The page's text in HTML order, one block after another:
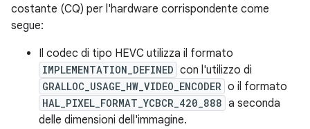
costante (CQ) per l'hardware corrispondente come
segue:
Il codec di tipo HEVC utilizza il formato
IMPLEMENTATION_DEFINED con l'utilizzo di
GRALLOC_USAGE_HW_VIDEO_ENCODER o il formato
HAL_PIXEL_FORMAT_YCBCR_420_888 a seconda
delle dimensioni dell'immagine.